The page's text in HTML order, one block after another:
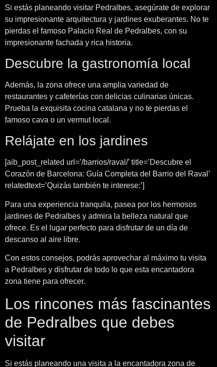
Si estás planeando visitar Pedralbes, asegúrate de explorar
su impresionante arquitectura y jardines exuberantes. No te
pierdas el famoso Palacio Real de Pedralbes, con su
impresionante fachada y rica historia.
Descubre la gastronomía local
Además, la zona ofrece una amplia variedad de
restaurantes y cafeterías con delicias culinarias únicas.
Prueba la exquisita cocina catalana y no te pierdas el
famoso cava o un vermut local.
Relájate en los jardines
[aib_post_related url=’/barrios/raval/’ title=’Descubre el
Corazón de Barcelona: Guía Completa del Barrio del Raval’
relatedtext=’Quizás también te interese:’]
Para una experiencia tranquila, pasea por los hermosos
jardines de Pedralbes y admira la belleza natural que
ofrece. Es el lugar perfecto para disfrutar de un día de
descanso al aire libre.
Con estos consejos, podrás aprovechar al máximo tu visita
a Pedralbes y disfrutar de todo lo que esta encantadora
zona tiene para ofrecer.
Los rincones más fascinantes
de Pedralbes que debes
visitar
Si estás planeando una visita a la encantadora zona de